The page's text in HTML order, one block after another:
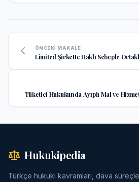
ÖNCEKI MAKALE
Limited Şirkette Haklı Sebeple
Tüketici Hukukunda Ayıplı Mal ve
Hukukipedia
Türkçe hukuki kavramları, dava